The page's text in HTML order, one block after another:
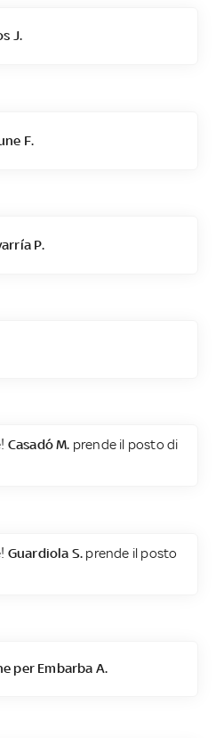
J.
F.
P.
Casadó M. prende il posto di
Guardiola S. prende il posto
per Embarba A.